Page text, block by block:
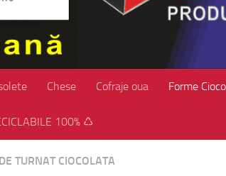
Chese Cofraje oua Forme
100% ♺
TURNAT CIOCOLATA